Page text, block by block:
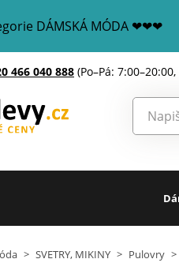
DÁMSKÁ MÓDA ❤❤❤
466 040 888 (Po–Pá:
> SVETRY, MIKINY > Pulovry >